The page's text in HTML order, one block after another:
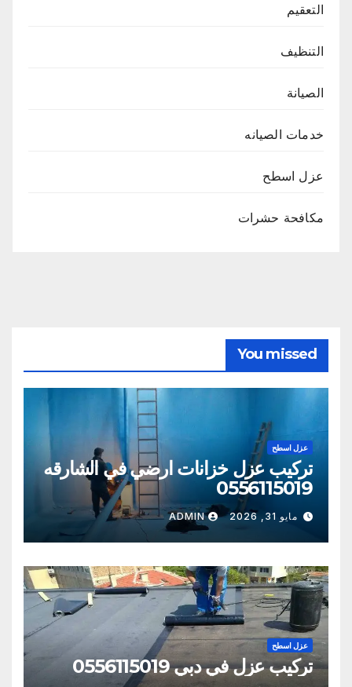
التعقيم
التنظيف
الصيانة
خدمات الصيانه
عزل اسطح
مكافحة حشرات
You missed
عزل اسطح
تركيب عزل خزانات ارضي في الشارقه
0556115019
مايو 31, 2026 ADMIN
عزل اسطح
تركيب عزل في دبي 0556115019